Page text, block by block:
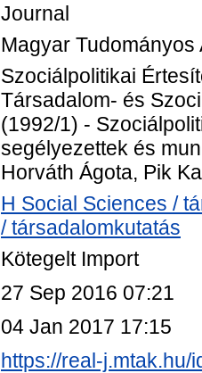
Journal
Magyar
Szociálpolitikai
Társadalom- és
(1992/1) -
segélyezettek és
Horváth Ágota, Pik
H Social Sciences /
/ társadalomkutatás
Kötegelt Import
27 Sep 2016 07:21
04 Jan 2017 17:15
https://real-j.mtak.hu/